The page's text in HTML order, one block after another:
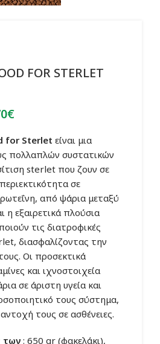
FOR STERLET
€Price
11.40€
through
51.70€
for Sterlet είναι μια
πολλαπλών συστατικών
sterlet που ζουν σε
σε
από ψάρια μεταξύ
η εξαιρετικά πλούσια
τις διατροφικές
διασφαλίζοντας την
Οι προσεκτικά
και ιχνοστοιχεία
σε άριστη υγεία και
τους σύστημα,
τους σε ασθένειες.
των : 650 gr (φακελάκι),